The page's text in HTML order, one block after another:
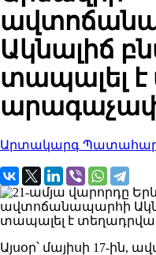
Ակնալիճ
տապալել
Արտակարգ
Այսօր՝ մայիսի 17-ին,